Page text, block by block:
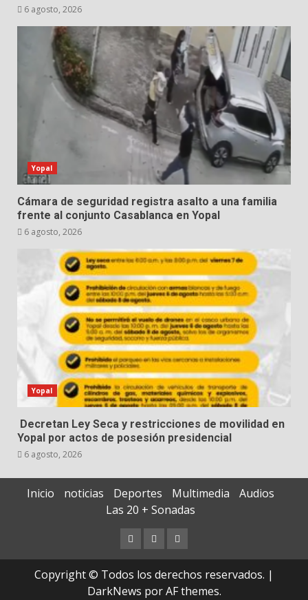
6 agosto, 2026
Yopal
Cámara de seguridad registra asalto a una familia
frente al conjunto Casablanca en Yopal
6 agosto, 2026
Yopal
Decretan Ley Seca y restricciones de movilidad en
Yopal por actos de posesión presidencial
6 agosto, 2026
Inicio noticias Deportes Multimedia
Audios
Las 20 + Sonadas
Copyright © Todos los derechos reservados. |
DarkNews por AF themes.